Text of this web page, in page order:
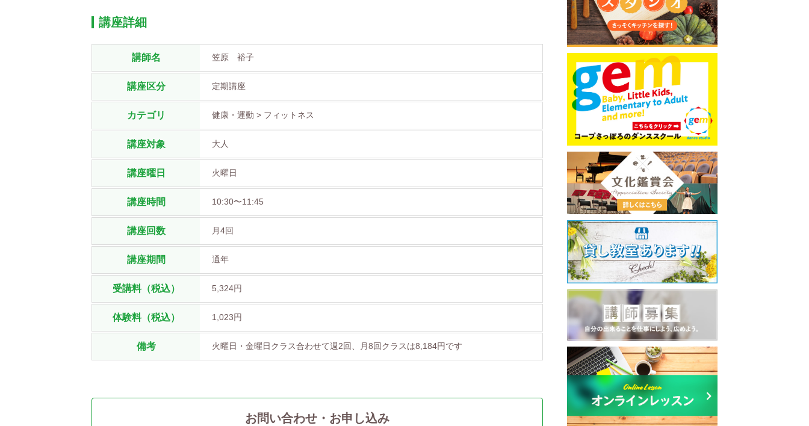
講座詳細
講師名 笠原 裕子
講座区分 定期講座
カテゴリ 健康・運動 > フィットネス
講座対象 大人
講座曜日 火曜日
講座時間 10:30〜11:45
講座回数 月4回
講座期間 通年
受講料（税込） 5,324円
体験料（税込） 1,023円
備考 火曜日・金曜日クラス合わせて週2回、月8回クラスは8,184円です
お問い合わせ・お申し込み